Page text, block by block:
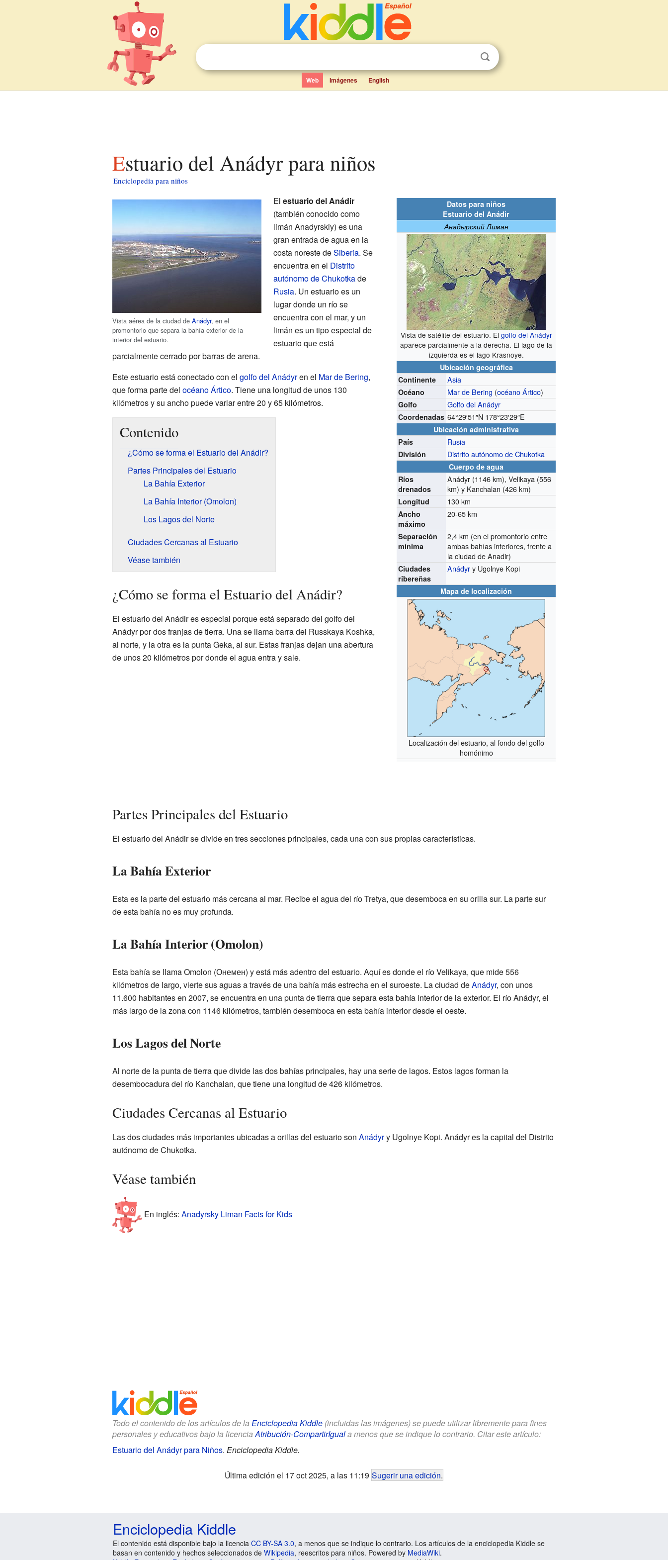
Web Imágenes English
Estuario del Anádyr para niños
Enciclopedia para niños
Datos para niños
Estuario del Anádir
Анадырский Лиман
Vista de satélite del estuario. El golfo del Anádyr
aparece parcialmente a la derecha. El lago de la
izquierda es el lago Krasnoye.
Ubicación geográfica
Continente
Asia
Océano Mar de Bering (océano Ártico)
Golfo Golfo del Anádyr
Coordenadas 64°29′51″N 178°23′29″E
Ubicación administrativa
País
Rusia
División Distrito autónomo de Chukotka
Cuerpo de agua
Ríos
drenados
Anádyr (1146 km), Velikaya (556
km) y Kanchalan (426 km)
Longitud 130 km
Ancho
máximo
20-65 km
Separación
mínima
2,4 km (en el promontorio entre
ambas bahías interiores, frente a
la ciudad de Anadir)
Ciudades
ribereñas
Anádyry Ugolnye Kopi
Mapa de localización
Localización del estuario, al fondo del golfo
homónimo
Vista aérea de la ciudad de Anádyr, en el
promontorio que separa la bahía exterior de la
interior del estuario.
El estuario del Anádir
(también conocido como
limán Anadyrskiy) es una
gran entrada de agua en la
costa noreste deSiberia. Se
encuentra en el Distrito
autónomo de Chukotkade
Rusia. Un estuario es un
lugar donde un río se
encuentra con el mar, y un
limán es un tipo especial de
estuario que está
parcialmente cerrado por barras de arena.
Este estuario está conectado con el golfo del Anádyren el Mar de Bering,
que forma parte del océano Ártico. Tiene una longitud de unos 130
kilómetros y su ancho puede variar entre 20 y 65 kilómetros.
Contenido
¿Cómo se forma el Estuario del Anádir?
Partes Principales del Estuario
La Bahía Exterior
La Bahía Interior (Omolon)
Los Lagos del Norte
Ciudades Cercanas al Estuario
Véase también
¿Cómo se forma el Estuario del Anádir?
El estuario del Anádir es especial porque está separado del golfo del
Anádyr por dos franjas de tierra. Una se llama barra del Russkaya Koshka,
al norte, y la otra es la punta Geka, al sur. Estas franjas dejan una abertura
de unos 20 kilómetros por donde el agua entra y sale.
Partes Principales del Estuario
El estuario del Anádir se divide en tres secciones principales, cada una con sus propias características.
La Bahía Exterior
Esta es la parte del estuario más cercana al mar. Recibe el agua del río Tretya, que desemboca en su orilla sur. La parte sur
de esta bahía no es muy profunda.
La Bahía Interior (Omolon)
Esta bahía se llama Omolon (Онемен) y está más adentro del estuario. Aquí es donde el río Velikaya, que mide 556
kilómetros de largo, vierte sus aguas a través de una bahía más estrecha en el suroeste. La ciudad deAnádyr, con unos
11.600 habitantes en 2007, se encuentra en una punta de tierra que separa esta bahía interior de la exterior. El río Anádyr, el
más largo de la zona con 1146 kilómetros, también desemboca en esta bahía interior desde el oeste.
Los Lagos del Norte
Al norte de la punta de tierra que divide las dos bahías principales, hay una serie de lagos. Estos lagos forman la
desembocadura del río Kanchalan, que tiene una longitud de 426 kilómetros.
Ciudades Cercanas al Estuario
Las dos ciudades más importantes ubicadas a orillas del estuario son Anádyry Ugolnye Kopi. Anádyr es la capital del Distrito
autónomo de Chukotka.
Véase también
En inglés: Anadyrsky Liman Facts for Kids
Todo el contenido de los artículos de la Enciclopedia Kiddle(incluidas las imágenes) se puede utilizar libremente para fines
personales y educativos bajo la licenciaAtribución-CompartirIguala menos que se indique lo contrario. Citar este artículo:
Estuario del Anádyr para Niños. Enciclopedia Kiddle.
Última edición el 17 oct 2025, a las 11:19 Sugerir una edición.
Enciclopedia Kiddle
El contenido está disponible bajo la licencia CC BY-SA 3.0, a menos que se indique lo contrario. Los artículos de la enciclopedia Kiddle se
basan en contenido y hechos seleccionados de Wikipedia, reescritos para niños. Powered by MediaWiki.